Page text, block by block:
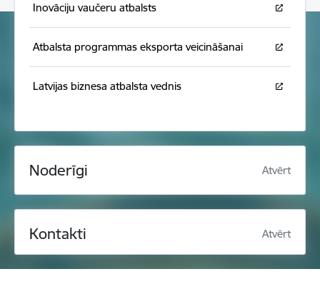
Inovāciju vaučeru atbalsts
Atbalsta programmas eksporta veicināšanai
Latvijas biznesa atbalsta vednis
Noderīgi Atvērt
Kontakti Atvērt